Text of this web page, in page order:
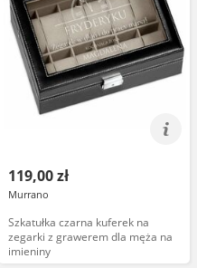
119,00 zł
Murrano
Szkatułka czarna kuferek na
zegarki z grawerem dla męża na
imieniny